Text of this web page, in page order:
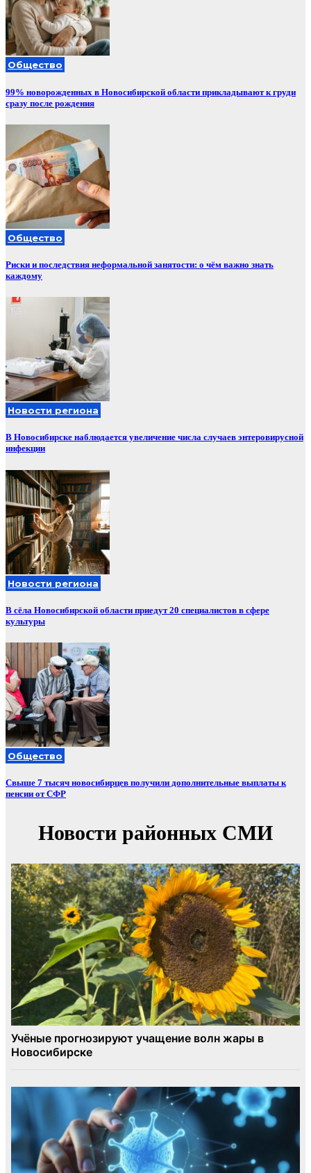
Общество
99% новорожденных в Новосибирской области прикладывают к груди
сразу после рождения
Общество
Риски и последствия неформальной занятости: о чём важно знать
каждому
Новости региона
В Новосибирске наблюдается увеличение числа случаев энтеровирусной
инфекции
Новости региона
В сёла Новосибирской области приедут 20 специалистов в сфере
культуры
Общество
Свыше 7 тысяч новосибирцев получили дополнительные выплаты к
пенсии от СФР